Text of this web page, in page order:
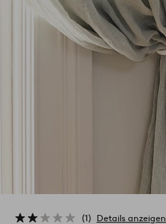
1 Details anzeigen